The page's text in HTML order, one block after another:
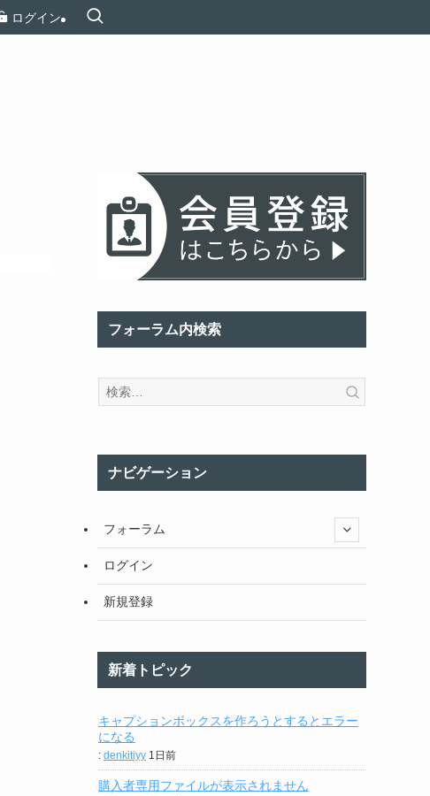
ログイン
フォーラム内検索
ナビゲーション
フォーラム
ログイン
新規登録
新着トピック
キャプションボックスを作ろうとするとエラー
になる
: denkitiyy 1日前
購入者専用ファイルが表示されません